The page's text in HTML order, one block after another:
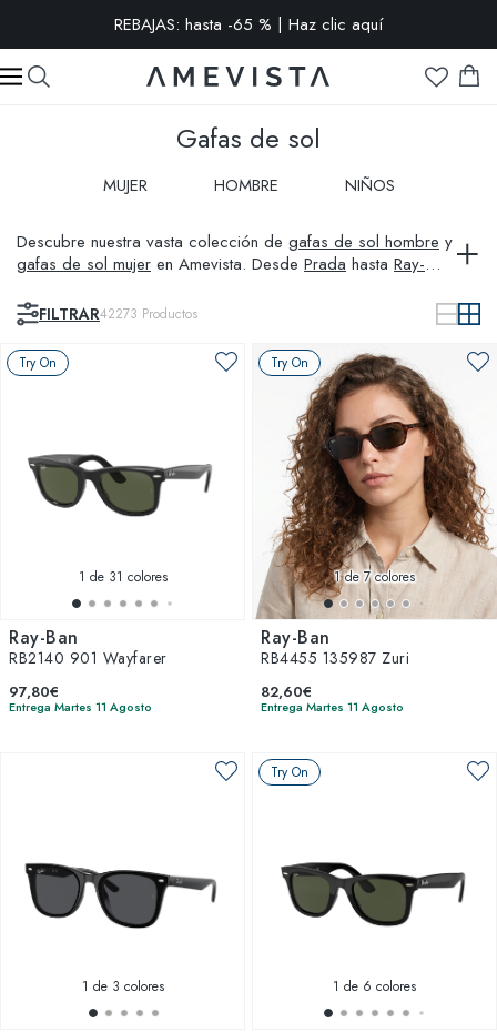
-15% extra en todas las gafas con cristales graduados | Código:
VISION15
Gafas de sol
MUJER HOMBRE NIÑOS
Descubre nuestra vasta colección de gafas de sol hombre y
gafas de sol mujer en Amevista. Desde Prada hasta Ray-
deportivasoTom Ford. Explora lo último en
Oakley
FILTRAR42273 Productos
Try On
1 de 31 colores
Ray-Ban
RB2140 901 Wayfarer
97,80€
Entrega Martes 11 Agosto
Try On
1de 7 colores
Ray-Ban
RB4455 135987 Zuri
82,60€
Entrega Martes 11 Agosto
1 de 3 colores
Try On
1 de 6 colores